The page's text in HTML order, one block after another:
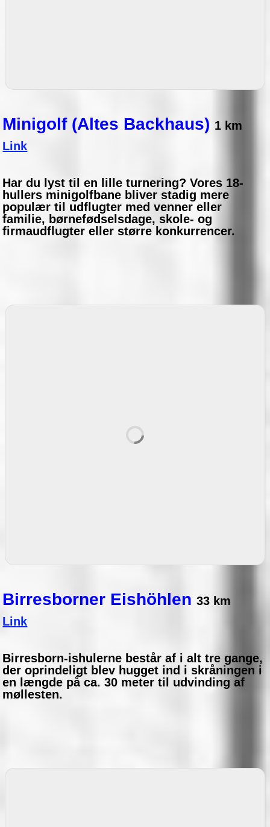
Minigolf (Altes Backhaus) 1 km
Link
Har du lyst til en lille turnering? Vores 18-
hullers minigolfbane bliver stadig mere
populær til udflugter med venner eller
familie, børnefødselsdage, skole- og
firmaudflugter eller større konkurrencer.
Birresborner Eishöhlen33 km
Link
Birresborn-ishulerne består af i alt tre gange,
der oprindeligt blev hugget ind i skråningen i
en længde på ca. 30 meter til udvinding af
møllesten.